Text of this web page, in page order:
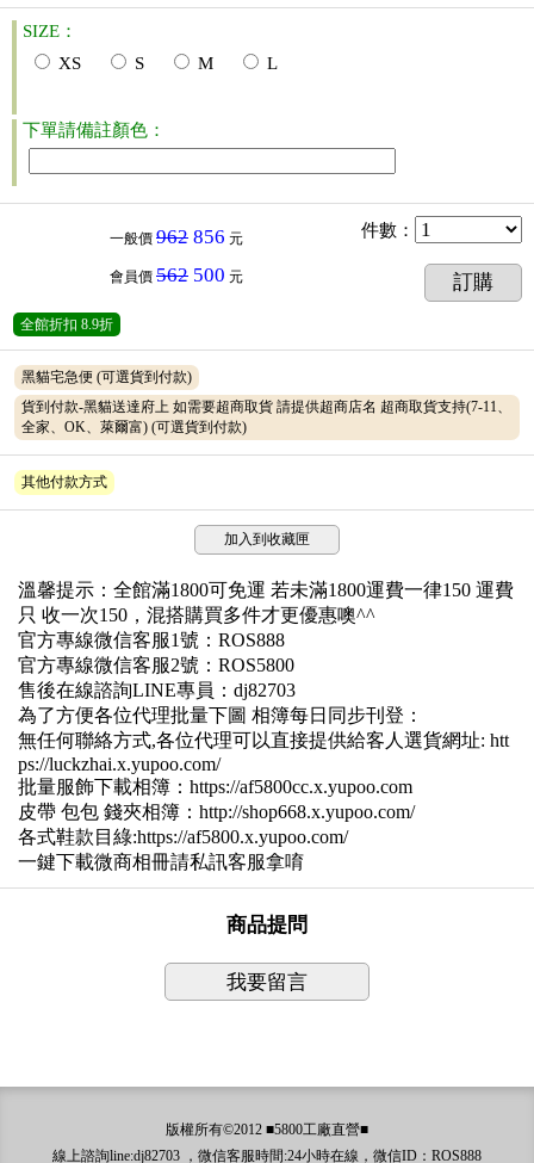
SIZE：
XS
S M L
下單請備註顏色：
一般價 962 856 元
會員價 562 500 元
件數 ：
訂購
全館折扣 8.9折
黑貓宅急便 (可選貨到付款)
貨到付款-黑貓送達府上 如需要超商取貨 請提供超商店名 超商取貨支持(7-11、
全家、OK、萊爾富) (可選貨到付款)
其他付款方式
加入到收藏匣
溫馨提示：全館滿1800可免運 若未滿1800運費一律150 運費
只 收一次150，混搭購買多件才更優惠噢^^
官方專線微信客服1號：ROS888
官方專線微信客服2號：ROS5800
售後在線諮詢LINE專員：dj82703
為了方便各位代理批量下圖 相簿每日同步刊登：
無任何聯絡方式,各位代理可以直接提供給客人選貨網址: htt
ps://luckzhai.x.yupoo.com/
批量服飾下載相簿：https://af5800cc.x.yupoo.com
皮帶 包包 錢夾相簿：http://shop668.x.yupoo.com/
各式鞋款目綠:https://af5800.x.yupoo.com/
一鍵下載微商相冊請私訊客服拿唷
商品提問
我要留言
版權所有©2012 ■5800工廠直營■
線上諮詢line:dj82703 ，微信客服時間:24小時在線，微信ID：ROS888